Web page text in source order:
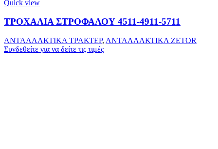
Quick view
ΤΡΟΧΑΛΙΑ ΣΤΡΟΦΑΛΟΥ 4511-4911-5711
ΑΝΤΑΛΛΑΚΤΙΚΑ ΤΡΑΚΤΕΡ, ΑΝΤΑΛΛΑΚΤΙΚΑ ZETOR
Συνδεθείτε για να δείτε τις τιμές